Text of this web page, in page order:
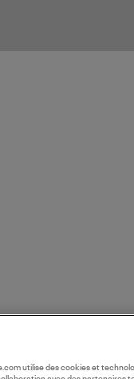
utilise des cookies et